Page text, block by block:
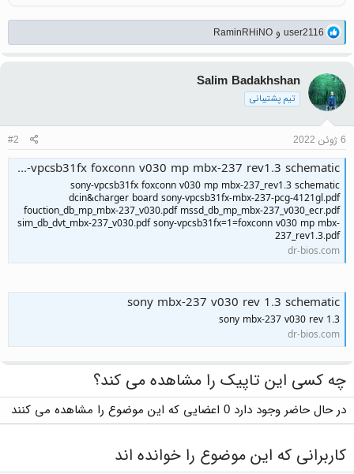
واکنش‌ها:
user2116 و RaminRHiNO
Salim Badakhshan
تیم پشتیبانی
6 ژوئن 2022 #2
sony-vpcsb31fx foxconn v030 mp mbx-237 rev1.3 schematic
sony-vpcsb31fx foxconn v030 mp mbx-237_rev1.3 schematic
dcin&charger board sony-vpcsb31fx-mbx-237-pcg-4121gl.pdf
fouction_db_mp_mbx-237_v030.pdf mssd_db_mp_mbx-237_v030_ecr.pdf
sim_db_dvt_mbx-237_v030.pdf sony-vpcsb31fx=1=foxconn v030 mp mbx-
237_rev1.3.pdf
dr-bios.com
sony mbx-237 v030 rev 1.3 schematic
sony mbx-237 v030 rev 1.3
dr-bios.com
چه کسی این تاپیک را مشاهده می کند؟
در حال حاضر وجود دارد 0 اعضایی که این موضوع را مشاهده می کنند
کاربرانی که این موضوع را خوانده اند